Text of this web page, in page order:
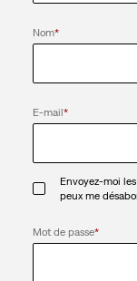
Nom*
E-mail*
Envoyez-moi
peux me
Mot de passe*